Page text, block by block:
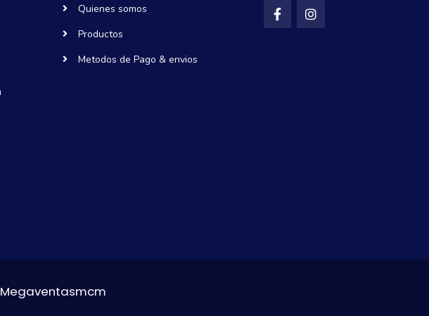
Quienes somos
Productos
Metodos de Pago & envios